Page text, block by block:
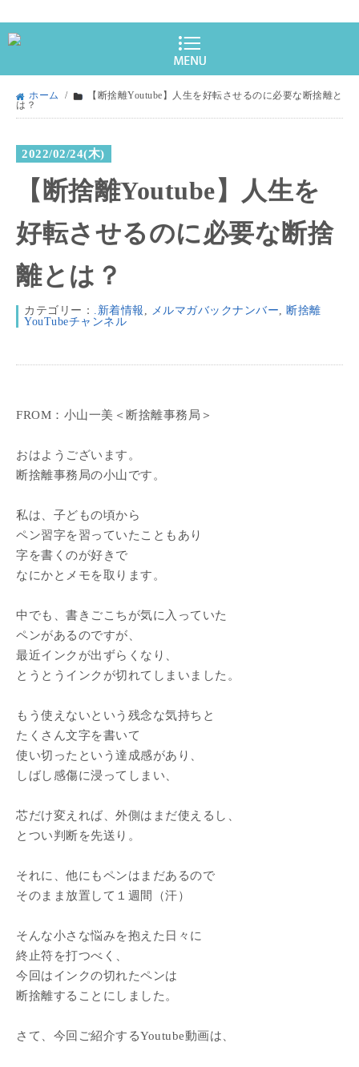
ホーム /
【断捨離Youtube】人生を好転させるのに必要な断捨離と
は？
2022/02/24(木)
【断捨離Youtube】人生を
好転させるのに必要な断捨
離とは？
カテゴリー： .新着情報 , メルマガバックナンバー, 断捨離
YouTubeチャンネル
FROM：小山一美＜断捨離事務局＞
おはようございます。
断捨離事務局の小山です。
私は、子どもの頃から
ペン習字を習っていたこともあり
字を書くのが好きで
なにかとメモを取ります。
中でも、書きごこちが気に入っていた
ペンがあるのですが、
最近インクが出ずらくなり、
とうとうインクが切れてしまいました。
もう使えないという残念な気持ちと
たくさん文字を書いて
使い切ったという達成感があり、
しばし感傷に浸ってしまい、
芯だけ変えれば、外側はまだ使えるし、
とつい判断を先送り。
それに、他にもペンはまだあるので
そのまま放置して１週間（汗）
そんな小さな悩みを抱えた日々に
終止符を打つべく、
今回はインクの切れたペンは
断捨離することにしました。
さて、今回ご紹介するYoutube動画は、